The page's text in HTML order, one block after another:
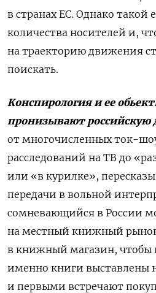
в странах ЕС. Однако такой
количества носителей и,
на траекторию движения
поискать.
Конспирология и ее
пронизывают российскую
от многочисленных ток-
расследований на ТВ до
или «в курилке»,
передачи в вольной
сомневающийся в России
на местный книжный
в книжный магазин, чтобы
именно книги выставлены
и первыми встречают